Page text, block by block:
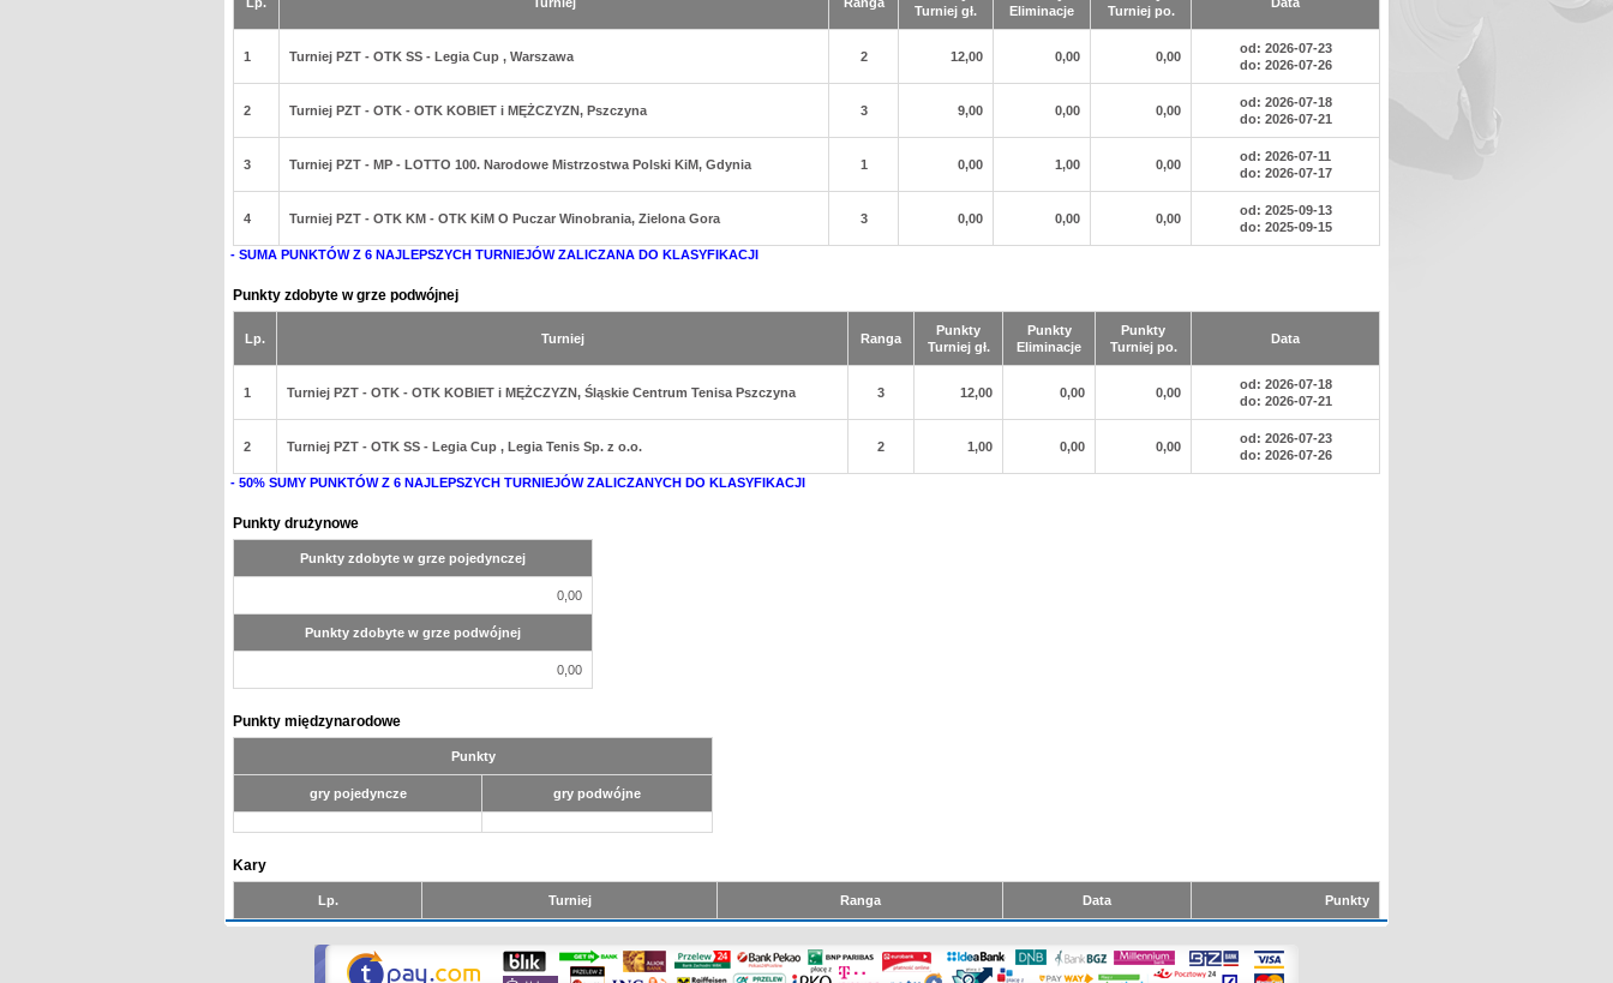
Turniej gł.
Eliminacje
Turniej po.
1 Turniej PZT - OTK SS - Legia Cup , Warszawa 2 12,00 0,00 0,00
od: 2026-07-23
do: 2026-07-26
2 Turniej PZT - OTK - OTK KOBIET i MĘŻCZYZN, Pszczyna 3 9,00 0,00 0,00
od: 2026-07-18
do: 2026-07-21
3 Turniej PZT - MP - LOTTO 100. Narodowe Mistrzostwa Polski KiM, Gdynia 1 0,00 1,00 0,00
od: 2026-07-11
do: 2026-07-17
4 Turniej PZT - OTK KM - OTK KiM O Puczar Winobrania, Zielona Gora 3 0,00 0,00 0,00
od: 2025-09-13
do: 2025-09-15
- SUMA PUNKTÓW Z 6 NAJLEPSZYCH TURNIEJÓW ZALICZANA DO KLASYFIKACJI
Punkty zdobyte w grze podwójnej
Lp. Turniej Ranga
Punkty
Turniej gł.
Punkty
Eliminacje
Punkty
Turniej po.
Data
1 Turniej PZT - OTK - OTK KOBIET i MĘŻCZYZN, Śląskie Centrum Tenisa Pszczyna 3 12,00 0,00 0,00
od: 2026-07-18
do: 2026-07-21
2 Turniej PZT - OTK SS - Legia Cup , Legia Tenis Sp. z o.o. 2 1,00 0,00 0,00
od: 2026-07-23
do: 2026-07-26
- 50% SUMY PUNKTÓW Z 6 NAJLEPSZYCH TURNIEJÓW ZALICZANYCH DO KLASYFIKACJI
Punkty drużynowe
Punkty zdobyte w grze pojedynczej
0,00
Punkty zdobyte w grze podwójnej
0,00
Punkty międzynarodowe
Punkty
gry pojedyncze gry podwójne
Kary
Lp. Turniej Ranga Data Punkty